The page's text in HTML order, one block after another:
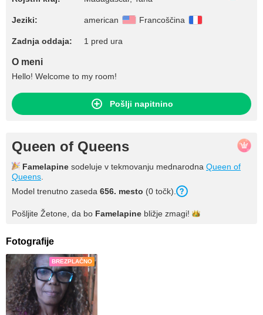
Jeziki: american Francoščina
Zadnja oddaja: 1 pred ura
O meni
Hello! Welcome to my room!
Pošlji napitnino
Queen of Queens
Famelapine sodeluje v tekmovanju mednarodna Queen of
Queens
Model trenutno zaseda 656. mesto (0 točk).
Pošljite Žetone, da bo Famelapine bližje zmagi!
Fotografije
BREZPLAČNO